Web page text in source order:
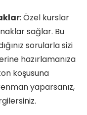
: Özel kurslar
sağlar. Bu
sorularla sizi
hazırlamanıza
koşusuna
yaparsanız,